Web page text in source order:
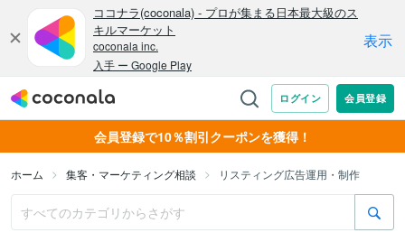
会員登録で10％割引クーポンを獲得！
ホーム 集客・マーケティング相談 リスティング広告運用・制作